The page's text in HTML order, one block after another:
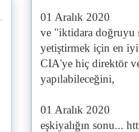
01 Aralık 2020
ve "iktidara
yetiştirmek için en
CIA'ye hiç direktör
yapılabileceğini,
01 Aralık 2020
eşkiyalığın sonu...